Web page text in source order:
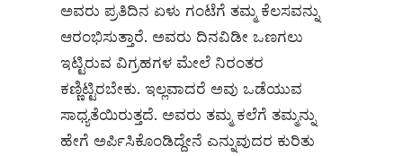
ಅವರು ಪ್ರತಿದಿನ ಏಳು ಗಂಟೆಗೆ ತಮ್ಮ ಕೆಲಸವನ್ನು
ಆರಂಭಿಸುತ್ತಾರೆ. ಅವರು ದಿನವಿಡೀ ಒಣಗಲು
ಇಟ್ಟಿರುವ ವಿಗ್ರಹಗಳ ಮೇಲೆ ನಿರಂತರ
ಕಣ್ಣಿಟ್ಟಿರಬೇಕು. ಇಲ್ಲವಾದರೆ ಅವು ಒಡೆಯುವ
ಸಾಧ್ಯತೆಯಿರುತ್ತದೆ. ಅವರು ತಮ್ಮ ಕಲೆಗೆ ತಮ್ಮನ್ನು
ಹೇಗೆ ಅರ್ಪಿಸಿಕೊಂಡಿದ್ದೇನೆ ಎನ್ನುವುದರ ಕುರಿತು